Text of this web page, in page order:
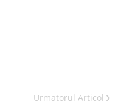
Urmatorul Articol